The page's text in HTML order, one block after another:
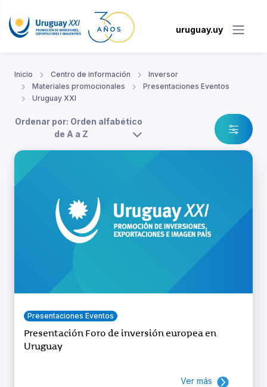
uruguay.uy
Inicio Centro de información
Inversor
Materiales promocionales
Presentaciones Eventos
Uruguay XXI
Ordenar por: Orden alfabético
de A a Z
Presentaciones Eventos
Presentación Foro de inversión europea en
Uruguay
Ver más